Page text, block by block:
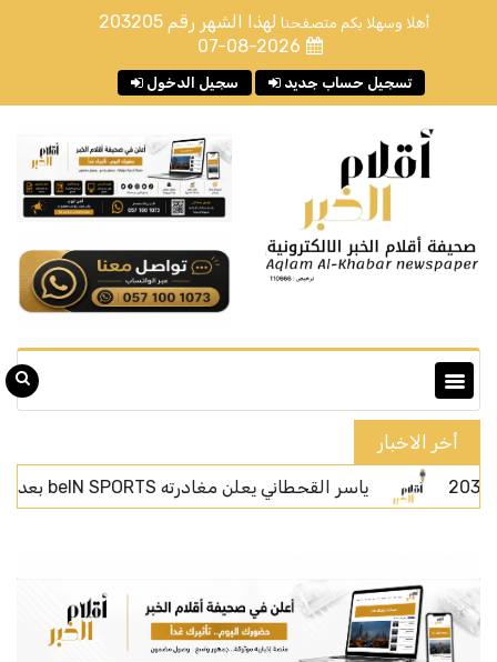
أهلا وسهلا بكم متصفحنا لهذا الشهر رقم 203205
07-08-2026
سجيل الدخول تسجيل حساب جديد
أخر الاخبار
ياسر القحطاني يعلن مغادرته beIN SPORTS بعد أربعة أعوام من الحضور الإعلامي